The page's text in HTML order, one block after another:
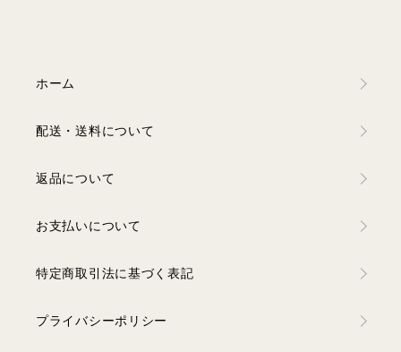
ホーム
配送・送料について
返品について
お支払いについて
特定商取引法に基づく表記
プライバシーポリシー